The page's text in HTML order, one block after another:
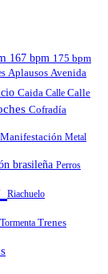
167 bpm 175 bpm
Aplausos Avenida
Caida Calle Calle
Cofradía
Manifestación Metal
brasileña Perros
Riachuelo
Tormenta Trenes